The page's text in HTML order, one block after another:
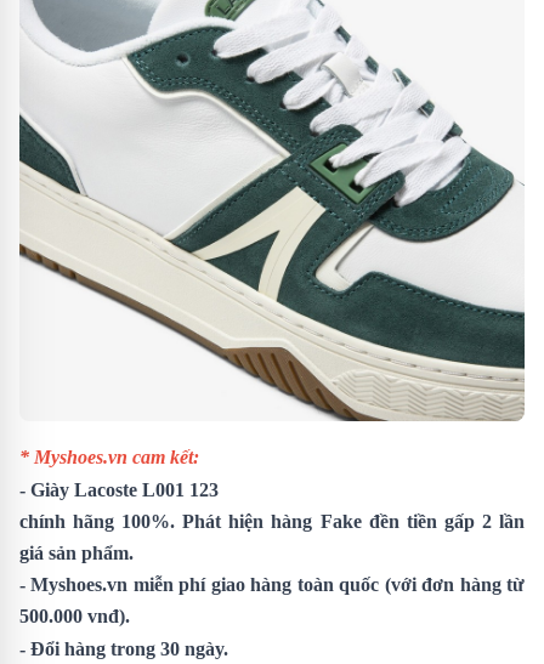
* Myshoes.vn cam kết:
- Giày Lacoste L001 123
chính hãng 100%. Phát hiện hàng Fake đền tiền gấp 2 lần
giá sản phẩm.
- Myshoes.vn miễn phí giao hàng toàn quốc (với đơn hàng từ
500.000 vnđ).
- Đổi hàng trong 30 ngày.